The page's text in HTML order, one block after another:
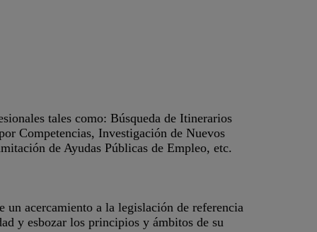
tales como: Búsqueda de Itinerarios
Competencias, Investigación de Nuevos
de Ayudas Públicas de Empleo, etc.
acercamiento a la legislación de referencia
y esbozar los principios y ámbitos de su